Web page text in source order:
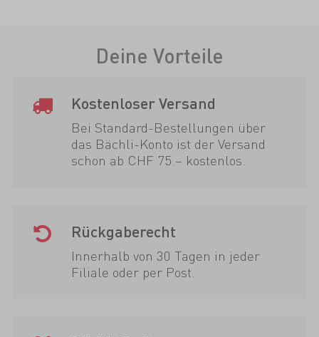
Deine Vorteile
Kostenloser Versand
Bei Standard-Bestellungen über
das Bächli-Konto ist der Versand
schon ab CHF 75.– kostenlos.
Rückgaberecht
Innerhalb von 30 Tagen in jeder
Filiale oder per Post.